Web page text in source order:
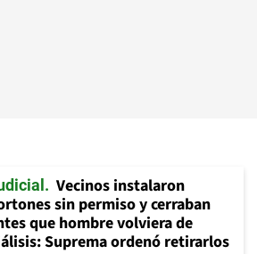
Vecinos instalaron
sin permiso y cerraban
que hombre volviera de
Suprema ordenó retirarlos